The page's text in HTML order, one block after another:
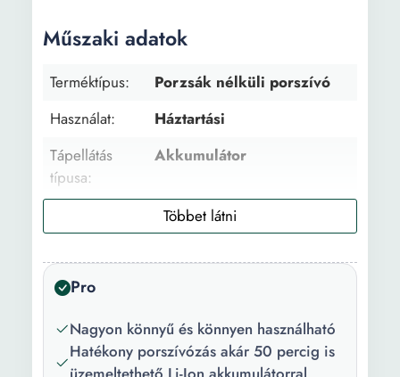
Műszaki adatok
Terméktípus:
Porzsák nélküli porszívó
Használat:
Háztartási
Tápellátás
típusa:
Akkumulátor
Száraz
Mélység:
Szélesség:
27.3 cm
Magasság:
116 cm
Pro
Nagyon könnyű és könnyen használható
Hatékony porszívózás akár 50 percig is